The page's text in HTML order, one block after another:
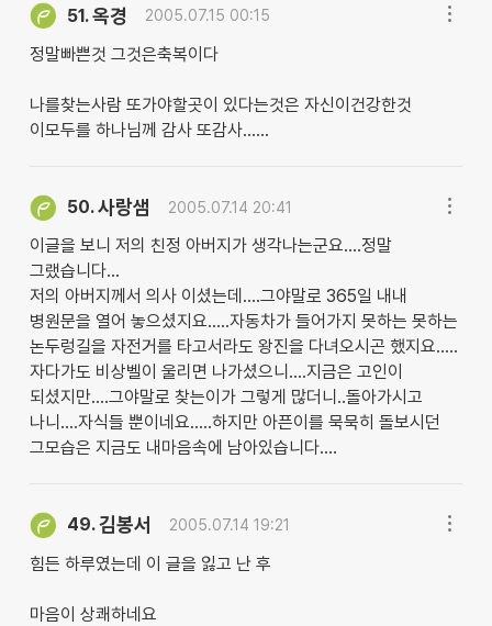
51.옥경 2005.07.15 00:15
정말빠쁜것 그것은축복이다
나를찾는사람 또가야할곳이 있다는것은 자신이건강한것
이모두를 하나님께 감사 또감사......
50.사랑샘 2005.07.14 20:41
이글을 보니 저의 친정 아버지가 생각나는군요....정말
그랬습니다...
저의 아버지께서 의사 이셨는데....그야말로 365일 내내
병원문을 열어 놓으셨지요.....자동차가 들어가지 못하는 못하는
논두렁길을 자전거를 타고서라도 왕진을 다녀오시곤 했지요.....
자다가도 비상벨이 울리면 나가셨으니....지금은 고인이
되셨지만....그야말로 찾는이가 그렇게 많더니..돌아가시고
나니....자식들 뿐이네요.....하지만 아픈이를 묵묵히 돌보시던
그모습은 지금도 내마음속에 남아있습니다....
49.김봉서 2005.07.14 19:21
힘든 하루였는데 이 글을 잃고 난 후
마음이 상쾌하네요